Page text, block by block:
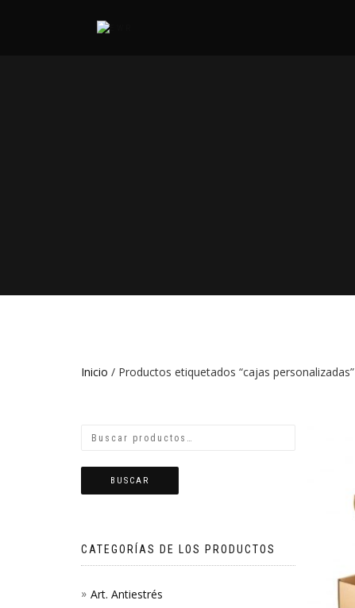
Inicio / Productos etiquetados “cajas personalizadas”
BUSCAR
CATEGORÍAS DE LOS PRODUCTOS
Art. Antiestrés